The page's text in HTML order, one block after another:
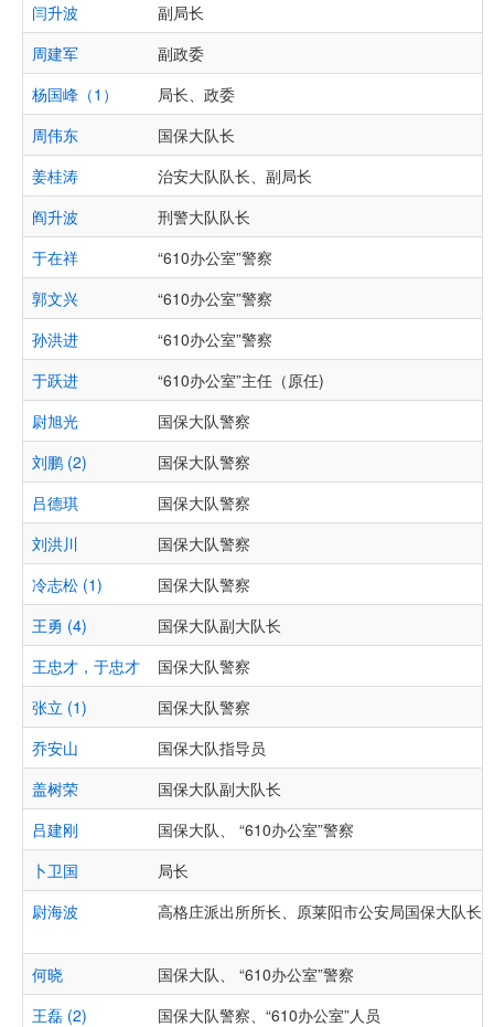
闫升波
副局长
周建军
副政委
杨国峰（1）
局长、政委
周伟东
国保大队长
姜桂涛
治安大队队长、副局长
阎升波
刑警大队队长
于在祥
“610办公室”警察
郭文兴
“610办公室”警察
孙洪进
“610办公室”警察
于跃进
“610办公室”主任（原任)
尉旭光
国保大队警察
刘鹏 (2)
国保大队警察
吕德琪
国保大队警察
刘洪川
国保大队警察
冷志松 (1)
国保大队警察
王勇 (4)
国保大队副大队长
王忠才，于忠才
国保大队警察
张立 (1)
国保大队警察
乔安山
国保大队指导员
盖树荣
国保大队副大队长
吕建刚
国保大队、 “610办公室”警察
卜卫国
局长
尉海波
高格庄派出所所长、原莱阳市公安局国保大队长
何晓
国保大队、 “610办公室”警察
王磊 (2)
国保大队警察、“610办公室”人员